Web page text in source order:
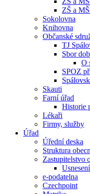
ZŠ a
Sokolovna
Knihovna
Občanské
TJ
Sbor
O
SPOZ
Skauti
Farní úřad
Historie
Lékaři
Firmy, služby
Úřad
Úřední deska
Struktura
Zastupitelstvo
e-podatelna
Czechpoint